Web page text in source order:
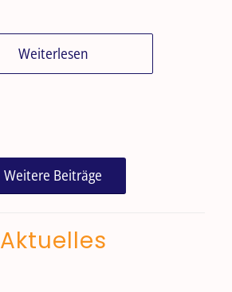
Weiterlesen
Weitere Beiträge
Aktuelles